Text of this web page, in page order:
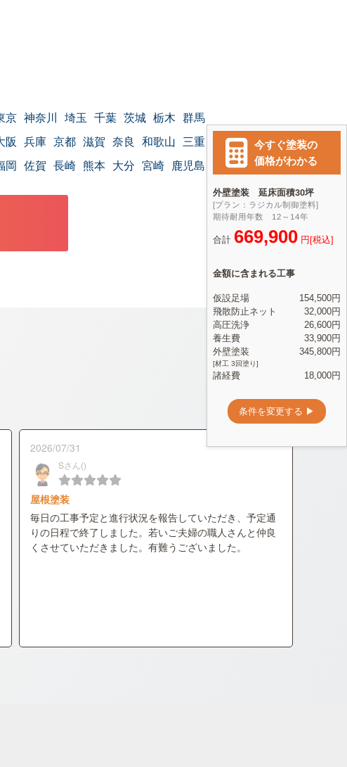
京 神奈川 埼玉 千葉 茨城 栃木 群馬
阪 兵庫 京都 滋賀 奈良 和歌山 三重
岡 佐賀 長崎 熊本 大分 宮崎 鹿児島 沖縄
2026/07/31
Sさん()
屋根塗装
毎日の工事予定と進行状況を報告していただき、予定通
りの日程で終了しました。若いご夫婦の職人さんと仲良
くさせていただきました。有難うございました。